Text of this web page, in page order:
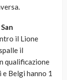
il Lione
il
qualificazione
e Belgi hanno 1